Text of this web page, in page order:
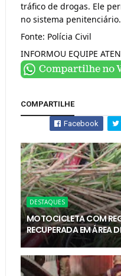
tráfico de drogas. Ele
no sistema penitenciário.
Fonte: Polícia Civil
INFORMOU EQUIPE
COMPARTILHE
Facebook
DESTAQUES
MOTOCICLETA COM
RECUPERADA EM ÁREA